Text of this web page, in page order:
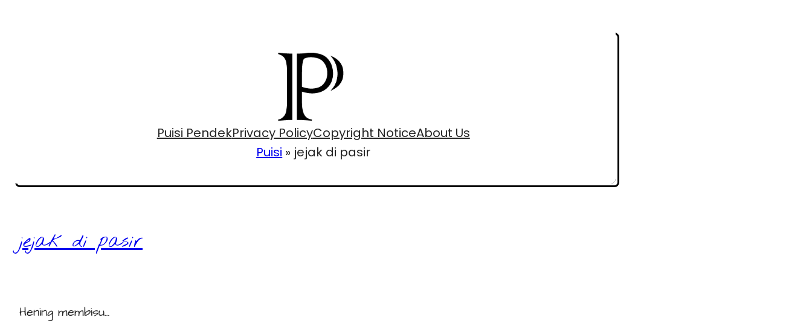
Puisi PendekPrivacy PolicyCopyright NoticeAbout Us
Puisi » jejak di pasir
jejak di pasir
Hening membisu…